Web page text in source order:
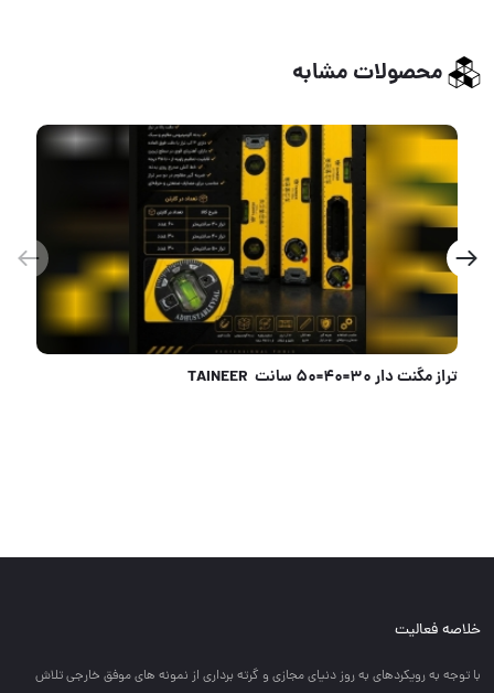
محصولات مشابه
⭐️⭐️فروشگاه ابزار سعید⭐️⭐️
خلاصه فعالیت
با توجه به رويكردهاي به روز دنياي مجازي و گرته برداري از نمونه هاي موفق خارجي تلاش